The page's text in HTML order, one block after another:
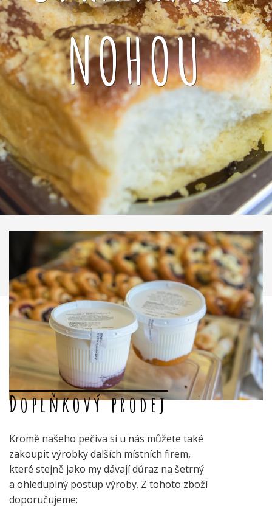
NOHOU
Doplňkový prodej
Kromě našeho pečiva si u nás můžete také
zakoupit výrobky dalších místních firem,
které stejně jako my dávají důraz na šetrný
a ohleduplný postup výroby. Z tohoto zboží
doporučujeme: